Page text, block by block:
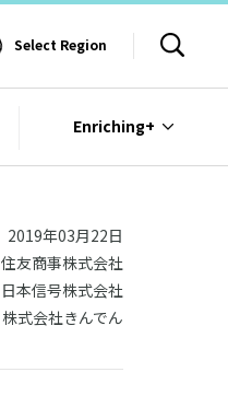
Select Region
Enriching+
2019年03月22日
住友商事株式会社
日本信号株式会社
株式会社きんでん